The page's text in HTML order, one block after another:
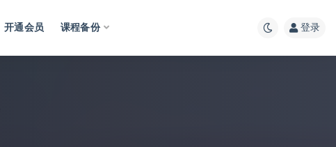
开通会员 课程备份 登录